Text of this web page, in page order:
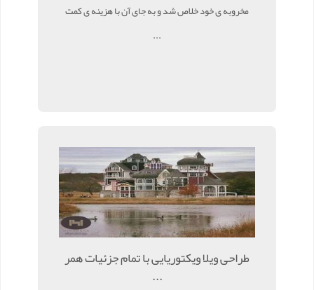
مخروبه ی خود خلاص شد و به جای آن با هزینه ی کمت
...
طراحی ویلا ویکتوریایی با تمام جزئیات همر
...